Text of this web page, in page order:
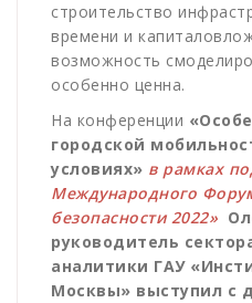
строительство
времени и
возможность
особенно ценна.
На конференции
городской
условиях» в рамках
Международного
безопасности 2022»
руководитель
аналитики ГАУ
Москвы» выступил с